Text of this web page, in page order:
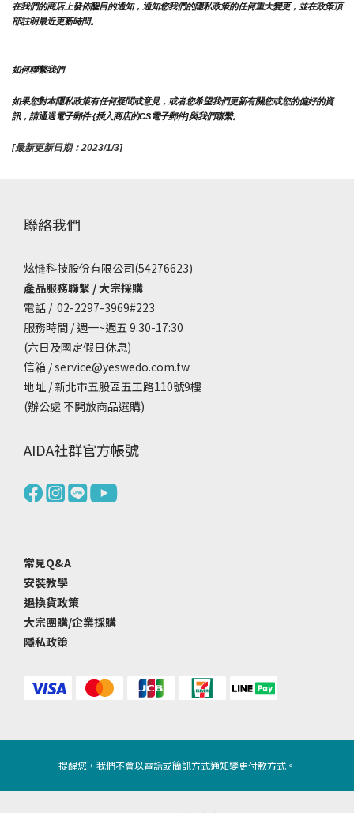
在我們的商店上發佈醒目的通知，通知您我們的隱私政策的任何重大變更，並在政策頂
部註明最近更新時間。
如何聯繫我們
如果您對本隱私政策有任何疑問或意見，或者您希望我們更新有關您或您的偏好的資
訊，請通過電子郵件 {插入商店的CS電子郵件]與我們聯繫。
[最新更新日期：2023/1/3]
聯絡我們
炫㦀科技股份有限公司(54276623)
產品服務聯繫 / 大宗採購
電話 / 02-2297-3969#223
服務時間 / 週一~週五 9:30-17:30
(六日及國定假日休息)
信箱 / service@yeswedo.com.tw
地址 / 新北市五股區五工路110號9樓
(辦公處 不開放商品選購)
AIDA社群官方帳號
常見Q&A
安裝教學
退換貨政策
大宗團購/企業採購
隱私政策
提醒您，我們不會以電話或簡訊方式通知變更付款方式。